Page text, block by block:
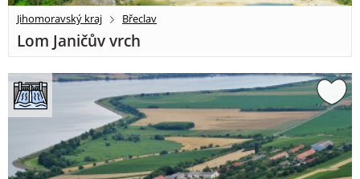
Jihomoravský kraj Břeclav
Lom Janičův vrch